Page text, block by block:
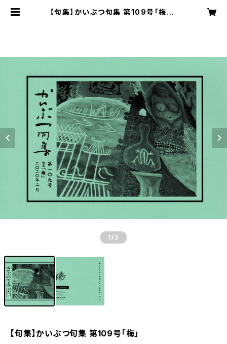
【句集】かいぶつ句集 第109号「梅」 |
1 /2
【句集】かいぶつ句集 第109号「梅」